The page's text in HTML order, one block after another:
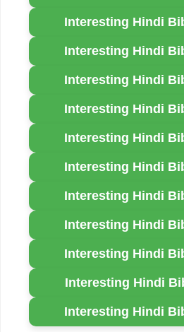
Interesting Hindi
Interesting Hindi
Interesting Hindi
Interesting Hindi
Interesting Hindi
Interesting Hindi
Interesting Hindi
Interesting Hindi
Interesting Hindi
Interesting Hindi
Interesting Hindi